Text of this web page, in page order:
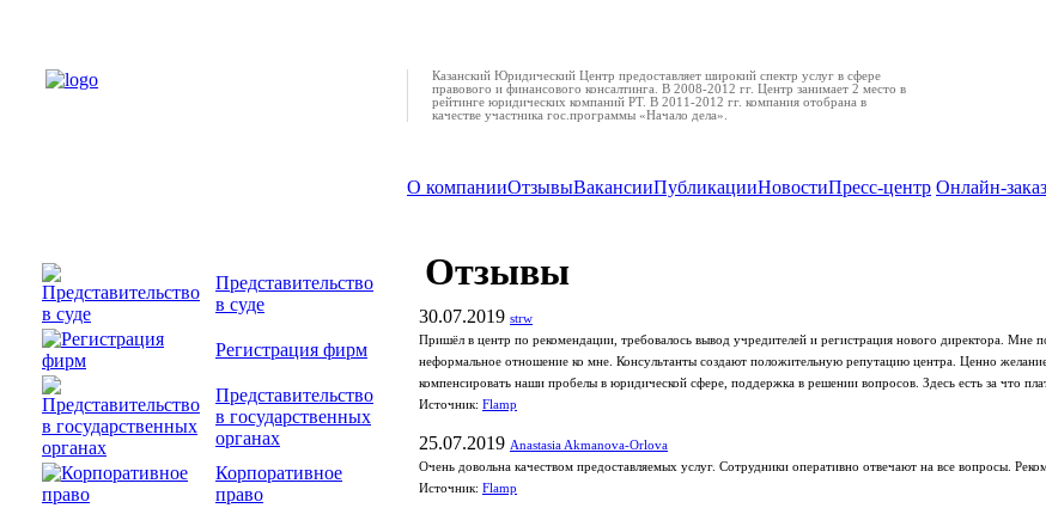
Представительство
в суде
Регистрация фирм
Представительство
в государственных
органах
Корпоративное
право
Казанский Юридический Центр предоставляет широкий спектр услуг в сфере
правового и финансового консалтинга. В 2008-2012 гг. Центр занимает 2 место в
рейтинге юридических компаний РТ. В 2011-2012 гг. компания отобрана в
качестве участника гос.программы «Начало дела».
О компанииОтзывыВакансииПубликацииНовостиПресс-центр Онлайн-заказ
Отзывы
30.07.2019 strw
Пришёл в центр по рекомендации, требовалось вывод учредителей и регистрация нового директора. Мне
неформальное отношение ко мне. Консультанты создают положительную репутацию центра. Ценно желание
компенсировать наши пробелы в юридической сфере, поддержка в решении вопросов. Здесь есть за что
Источник: Flamp
25.07.2019 Anastasia Akmanova-Orlova
Очень довольна качеством предоставляемых услуг. Сотрудники оперативно отвечают на все вопросы.
Источник: Flamp